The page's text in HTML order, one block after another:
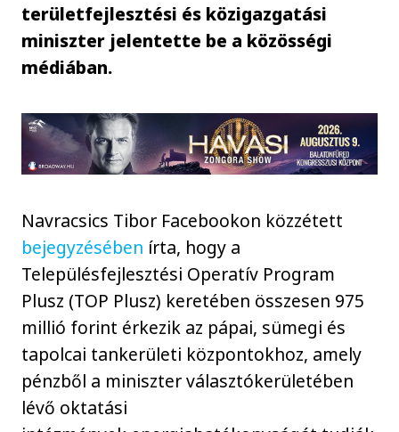
területfejlesztési és közigazgatási
miniszter jelentette be a közösségi
médiában.
Navracsics Tibor Facebookon közzétett
bejegyzésében írta, hogy a
Településfejlesztési Operatív Program
Plusz (TOP Plusz) keretében összesen 975
millió forint érkezik az pápai, sümegi és
tapolcai tankerületi központokhoz, amely
pénzből a miniszter választókerületében
lévő oktatási